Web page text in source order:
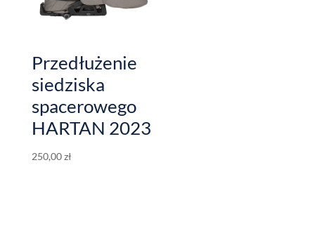
Przedłużenie
siedziska
spacerowego
HARTAN 2023
250,00zł